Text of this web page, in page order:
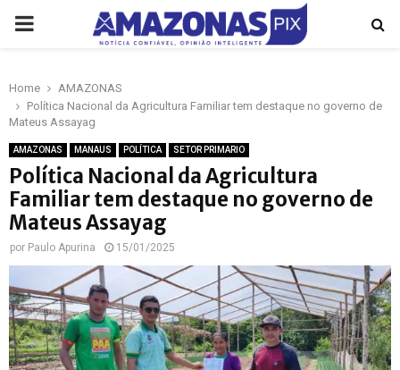
PRIMARY
Home
AMAZONAS
Política Nacional da Agricultura Familiar tem destaque no governo de
Mateus Assayag
AMAZONAS MANAUS POLÍTICA SETOR PRIMARIO
Política Nacional da Agricultura
Familiar tem destaque no governo de
Mateus Assayag
por Paulo Apurina 15/01/2025